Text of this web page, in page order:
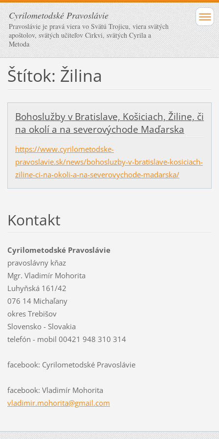
Cyrilometodské Pravoslávie
Pravoslávie je pravá viera vo Svätú Trojicu, viera svätých
apoštolov, svätých učiteľov Cirkvi, svätých Cyrila a
Metoda
Štítok: Žilina
Bohoslužby v Bratislave, Košiciach, Žiline, či
na okolí a na severovýchode Maďarska
https://www.cyrilometodske-
pravoslavie.sk/news/bohosluzby-v-bratislave-kosiciach-
ziline-ci-na-okoli-a-na-severovychode-madarska/
Kontakt
Cyrilometodské Pravoslávie
pravoslávny kňaz
Mgr. Vladimír Mohorita
Luhyňská 161/42
076 14 Michaľany
okres Trebišov
Slovensko - Slovakia
telefón - mobil 00421 948 310 314
facebook: Cyrilometodské Pravoslávie
facebook: Vladimír Mohorita
vladimir.mohorita@gmail.com